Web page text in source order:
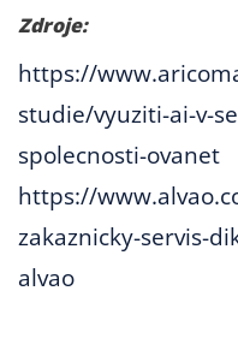
Zdroje:
https://
studie/vyuziti-ai-v-
spolecnosti-ovanet
https://
zakaznicky-servis-
alvao